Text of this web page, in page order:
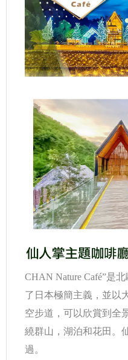
CHAN Nature Café”是
了日本極簡主義，並以
空步道，可以欣賞到全
繞群山，湖泊和花田。
過。